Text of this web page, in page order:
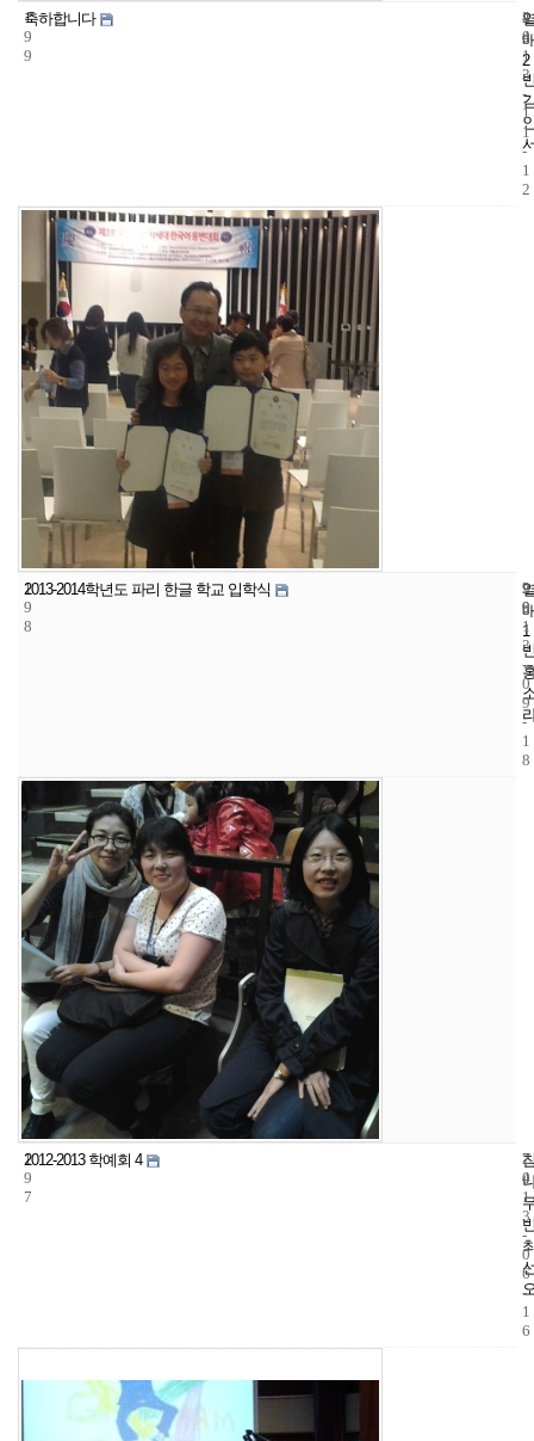
1
9
9
축하합니다
2
4
4
2
0
1
3
-
1
1
-
1
2
1
9
8
2013-2014학년도 파리 한글 학교 입학식
1
9
9
2
0
1
3
-
0
9
-
1
8
1
9
7
2012-2013 학예회 4
7
4
2
0
1
3
-
0
6
-
1
6